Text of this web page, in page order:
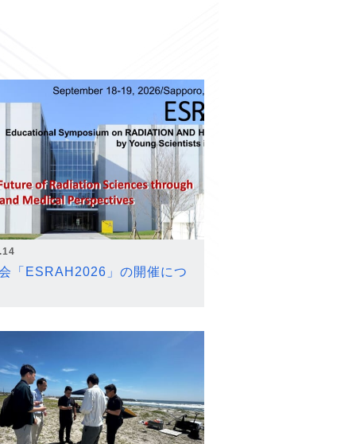
「ESRAH2026」の開催につ